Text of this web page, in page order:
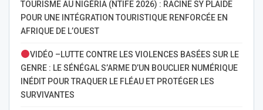
TOURISME AU NIGÉRIA (NTIFE 2026) : RACINE SY PLAIDE
POUR UNE INTÉGRATION TOURISTIQUE RENFORCÉE EN
AFRIQUE DE L’OUEST
VIDÉO –LUTTE CONTRE LES VIOLENCES BASÉES SUR LE
GENRE : LE SÉNÉGAL S’ARME D’UN BOUCLIER NUMÉRIQUE
INÉDIT POUR TRAQUER LE FLÉAU ET PROTÉGER LES
SURVIVANTES